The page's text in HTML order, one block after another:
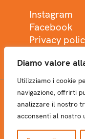
Diamo valore
Utilizziamo i cookie
navigazione, offrirti
analizzare il nostro
acconsenti al nostro
Instagram
Facebook
Privacy